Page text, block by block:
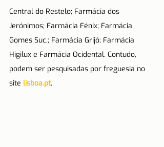
Central do Restelo; Farmácia dos
Jerónimos; Farmácia Fénix; Farmácia
Gomes Suc.; Farmácia Grijó; Farmácia
Higilux e Farmácia Ocidental. Contudo,
podem ser pesquisadas por freguesia no
site lisboa.pt.